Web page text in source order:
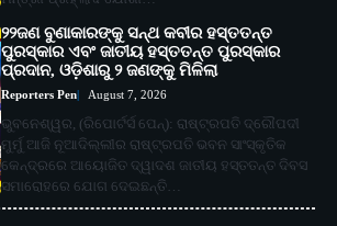
୨୨ଜଣ ବୁଣାକାରଙ୍କୁ ସନ୍ଥ କବୀର ହସ୍ତତନ୍ତ
ପୁରସ୍କାର ଏବଂ ଜାତୀୟ ହସ୍ତତନ୍ତ ପୁରସ୍କାର
ପ୍ରଦାନ, ଓଡ଼ିଶାରୁ ୨ ଜଣଙ୍କୁ ମିଳିଲା
Reporters Pen August 7, 2026
ଭୁବନେଶ୍ୱର, (ରିପୋର୍ଟର୍ସ ପେନ୍‌): ରାଷ୍ଟ୍ରପତି ଦ୍ରୌପଦୀ
ମୁର୍ମୁ ଆଜି ନୂଆଦିଲ୍ଲୀର ରାଷ୍ଟ୍ରପତି ଭବନ ସାଂସ୍କୃତିକ
କେନ୍ଦ୍ରରେ ଆୟୋଜିତ ଦ୍ୱାଦଶ ଜାତୀୟ ହସ୍ତତନ୍ତ ଦିବସ
ସମାରୋହରେ ଯୋଗ ଦେଇଛନ୍ତି…